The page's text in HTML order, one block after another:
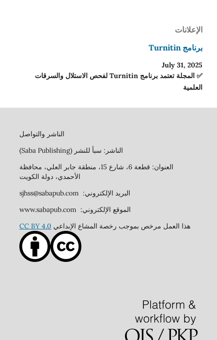
الإعلانات
برنامج Turnitin
July 31, 2025
✅ المجلة تعتمد برنامج Turnitin لفحص الاستلال والسرقات
العلمية
الناشر والتواصل
الناشر: سبأ للنشر (Saba Publishing)
العنوان: قطعة 6، شارع 15، منطقة جابر العلي، محافظة
الأحمدي، دولة الكويت
البريد الإلكتروني: sjhss@sabapub.com
الموقع الإلكتروني: www.sabapub.com
هذا العمل مرخص بموجب رخصة المشاع الإبداعي CC BY 4.0